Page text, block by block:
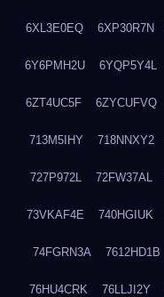
6XL3E0EQ 6XP30R7N
6Y6PMH2U 6YQP5Y4L
6ZT4UC5F 6ZYCUFVQ
713M5IHY 718NNXY2
727P972L 72FW37AL
73VKAF4E 740HGIUK
74FGRN3A 7612HD1B
76HU4CRK 76LLJI2Y